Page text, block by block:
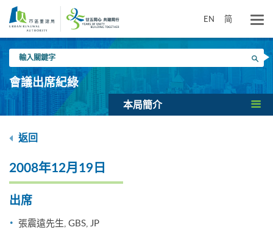
要
EN 简
入
關
鍵
搜尋
會議出席紀綠
本局簡介
返回
2008年12月19日
出席
張震遠先生, GBS, JP